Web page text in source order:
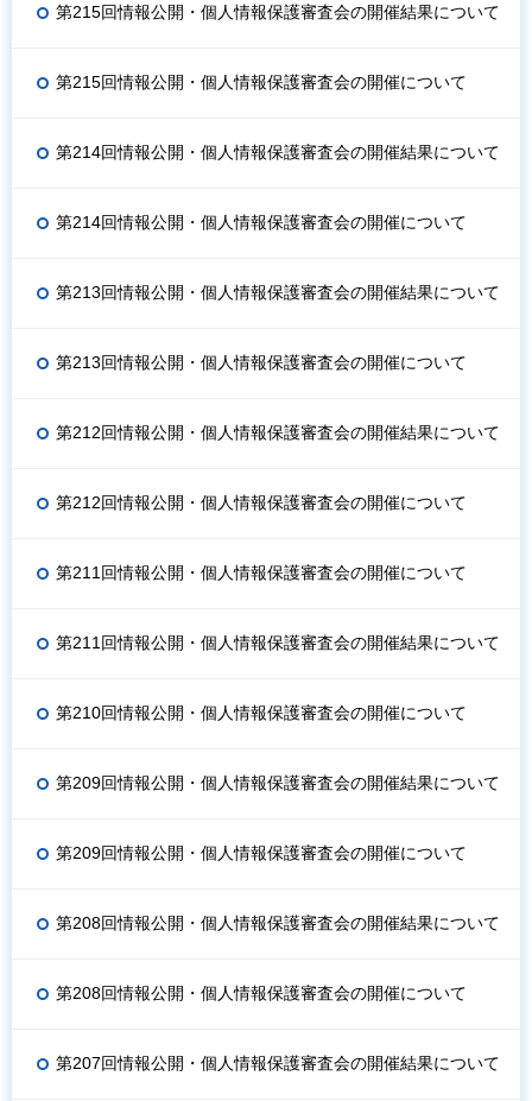
第215回情報公開・個人情報保護審査会の開催結果について
第215回情報公開・個人情報保護審査会の開催について
第214回情報公開・個人情報保護審査会の開催結果について
第214回情報公開・個人情報保護審査会の開催について
第213回情報公開・個人情報保護審査会の開催結果について
第213回情報公開・個人情報保護審査会の開催について
第212回情報公開・個人情報保護審査会の開催結果について
第212回情報公開・個人情報保護審査会の開催について
第211回情報公開・個人情報保護審査会の開催について
第211回情報公開・個人情報保護審査会の開催結果について
第210回情報公開・個人情報保護審査会の開催について
第209回情報公開・個人情報保護審査会の開催結果について
第209回情報公開・個人情報保護審査会の開催について
第208回情報公開・個人情報保護審査会の開催結果について
第208回情報公開・個人情報保護審査会の開催について
第207回情報公開・個人情報保護審査会の開催結果について